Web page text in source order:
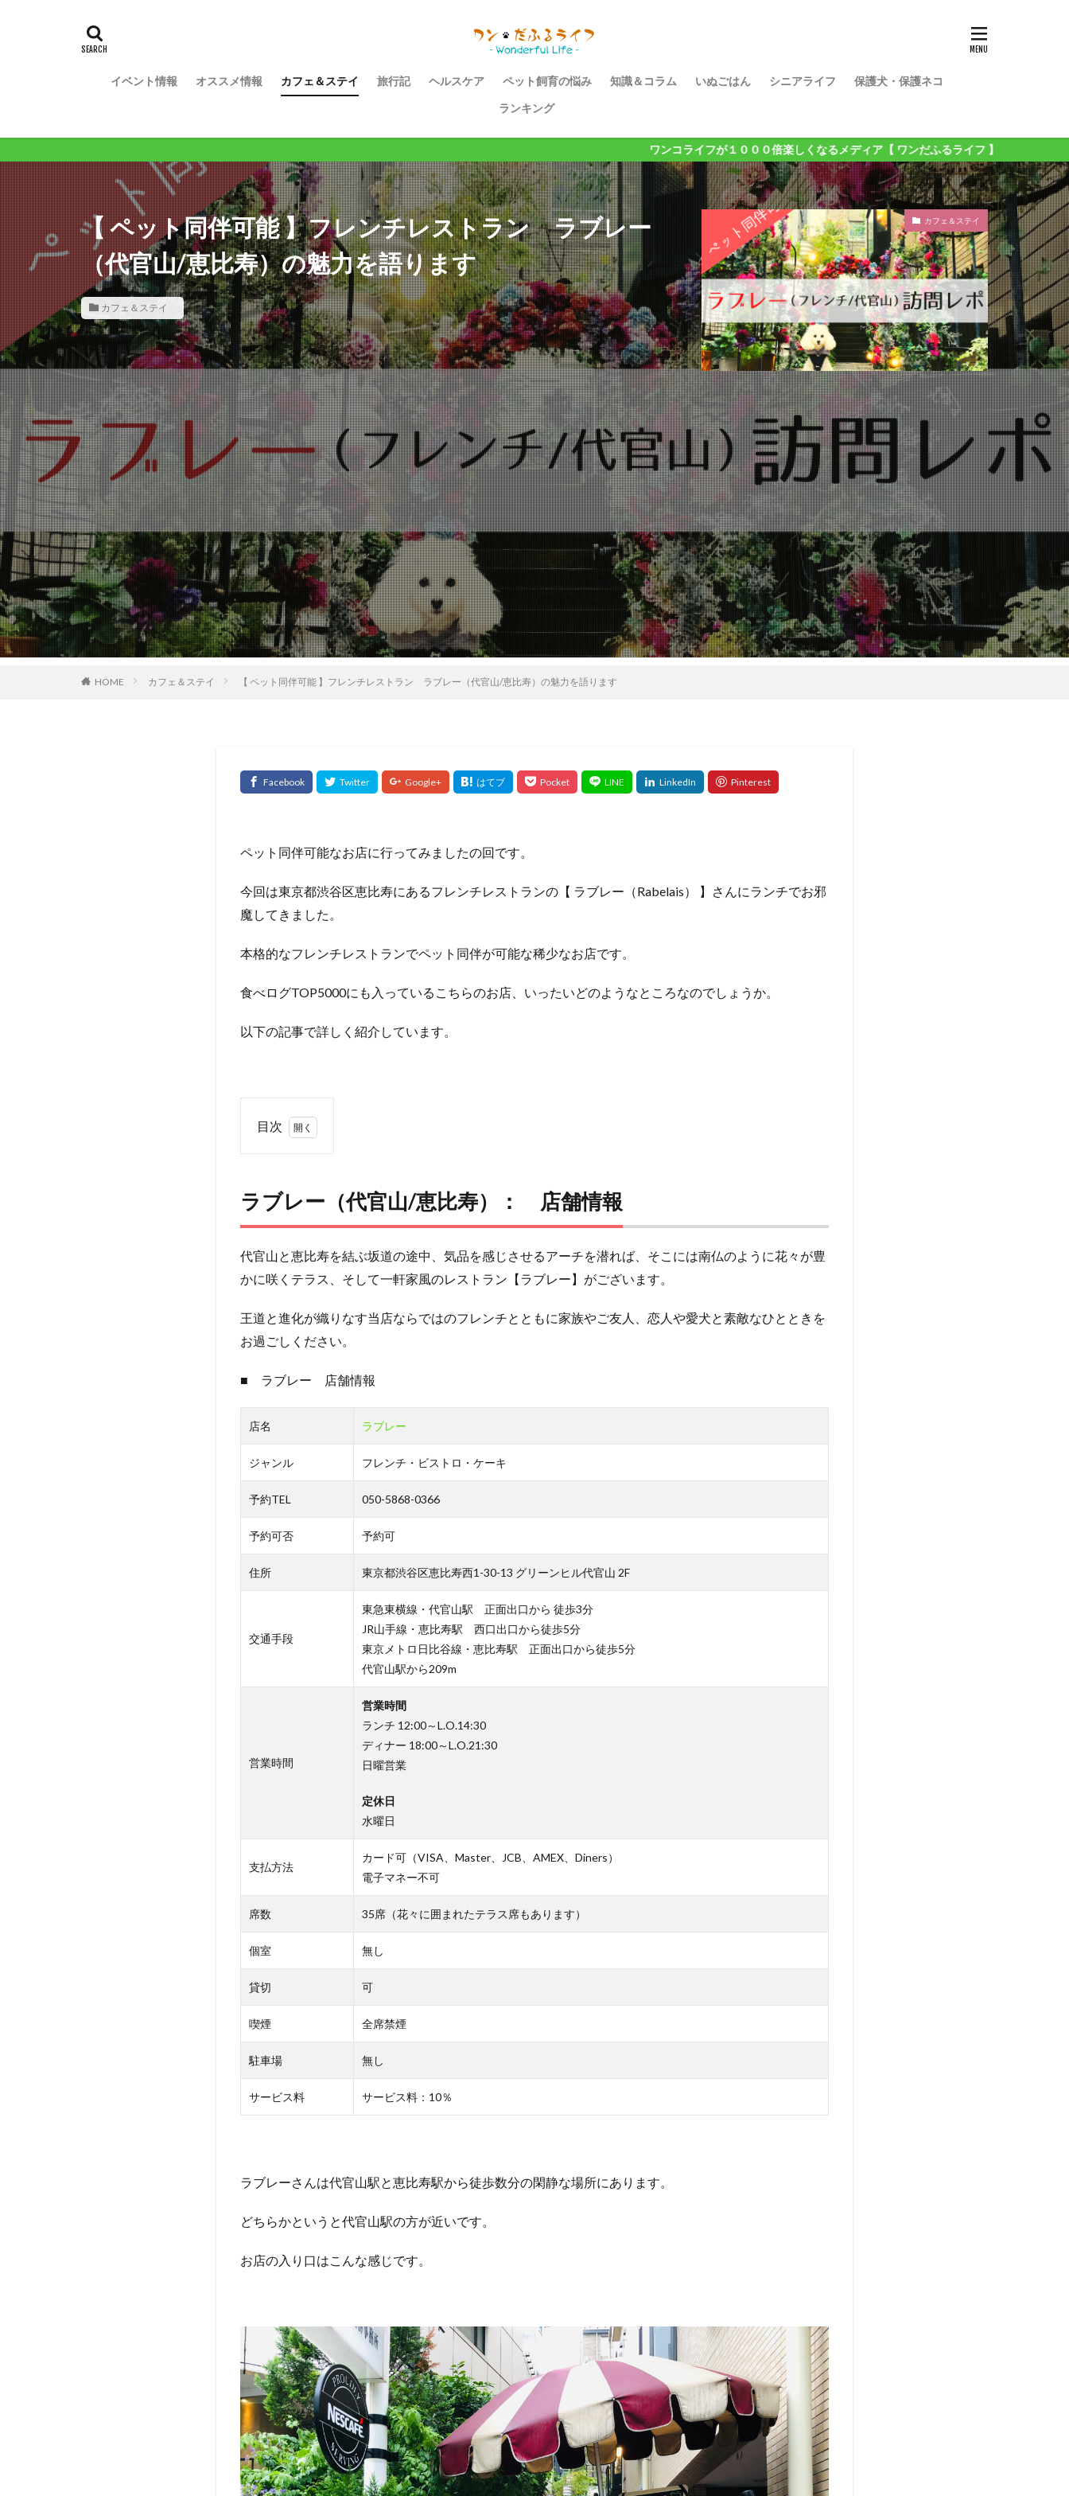
イベント情報 オススメ情報 カフェ＆ステイ 旅行記 ヘルスケア ペット飼育の悩み 知識＆コラム いぬごはん シニアライフ
保護犬・保護ネコ
ランキング
ワンコライフが１０００倍楽しくなるメディア【 ワンだふるライフ 】
【 ペット同伴可能 】フレンチレストラン ラブレー
（代官山/恵比寿）の魅力を語ります
カフェ＆ステイ
カフェ＆ステイ
HOME カフェ＆ステイ 【 ペット同伴可能 】フレンチレストラン ラブレー（代官山/恵比寿）の魅力を語ります
ペット同伴可能なお店に行ってみましたの回です。
今回は東京都渋谷区恵比寿にあるフレンチレストランの【 ラブレー（Rabelais） 】さんにランチでお邪
魔してきました。
本格的なフレンチレストランでペット同伴が可能な稀少なお店です。
食べログTOP5000にも入っているこちらのお店、いったいどのようなところなのでしょうか。
以下の記事で詳しく紹介しています。
目次
比
2
ラブ
レー（代
比
外観・内
3
ラブ
レー（代
官山/恵
比
寿）：
ニュー
4
ラブ
レー（代
官山/恵
比
寿）：
ーなポイ
5
能
（代
山/
まと
め
ラブレー（代官山/恵比寿）： 店舗情報
代官山と恵比寿を結ぶ坂道の途中、気品を感じさせるアーチを潜れば、そこには南仏のように花々が豊
かに咲くテラス、そして一軒家風のレストラン【ラブレー】がございます。
王道と進化が織りなす当店ならではのフレンチとともに家族やご友人、恋人や愛犬と素敵なひとときを
お過ごしください。
■ ラブレー 店舗情報
店名 ラブレー
ジャンル フレンチ・ビストロ・ケーキ
予約TEL 050-5868-0366
予約可否 予約可
住所 東京都渋谷区恵比寿西1-30-13 グリーンヒル代官山 2F
交通手段
東急東横線・代官山駅 正面出口から 徒歩3分
JR山手線・恵比寿駅 西口出口から徒歩5分
東京メトロ日比谷線・恵比寿駅 正面出口から徒歩5分
代官山駅から209m
営業時間
営業時間
ランチ 12:00～L.O.14:30
ディナー 18:00～L.O.21:30
日曜営業
定休日
水曜日
支払方法
カード可（VISA、Master、JCB、AMEX、Diners）
電子マネー不可
席数 35席（花々に囲まれたテラス席もあります）
個室 無し
貸切 可
喫煙 全席禁煙
駐車場 無し
サービス料 サービス料：10％
ラブレーさんは代官山駅と恵比寿駅から徒歩数分の閑静な場所にあります。
どちらかというと代官山駅の方が近いです。
お店の入り口はこんな感じです。